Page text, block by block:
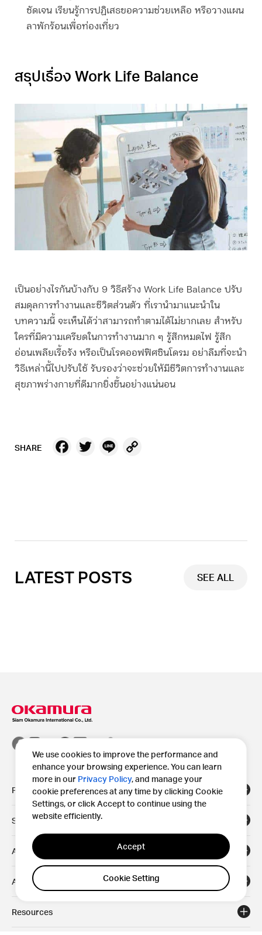
We use cookies to improve the performance and
enhance your browsing experience. You can learn
more in our Privacy Policy, and manage your
cookie preferences at any time by clicking Cookie
Settings, or click Accept to continue using the
website efficiently.
Cookie Setting
Accept
ชัดเจน เรียนรู้การปฏิเสธขอความช่วยเหลือ หรือวางแผน
ลาพักร้อนเพื่อท่องเที่ยว
สรุปเรื่อง Work Life Balance
เป็นอย่างไรกันบ้างกับ 9 วิธีสร้าง Work Life Balance ปรับ
สมดุลการทำงานและชีวิตส่วนตัว ที่เรานำมาแนะนำใน
บทความนี้ จะเห็นได้ว่าสามารถทำตามได้ไม่ยากเลย สำหรับ
ใครที่มีความเครียดในการทำงานมาก ๆ รู้สึกหมดไฟ รู้สึก
อ่อนเพลียเรื้อรัง หรือเป็นโรคออฟฟิศซินโดรม อย่าลืมที่จะนำ
วิธีเหล่านี้ไปปรับใช้ รับรองว่าจะช่วยให้มีชีวิตการทำงานและ
สุขภาพร่างกายที่ดีมากยิ่งขึ้นอย่างแน่นอน
SHARE Facebook
Twitter
Line
LATEST POSTS SEE ALL
Products
Solutions
Areas
About
Resources